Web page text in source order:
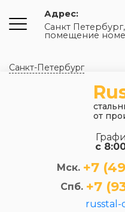
Адрес:
Санкт
помещение
Санкт-Петербург
от
с
Мск. +7
Спб. +7
russtal-